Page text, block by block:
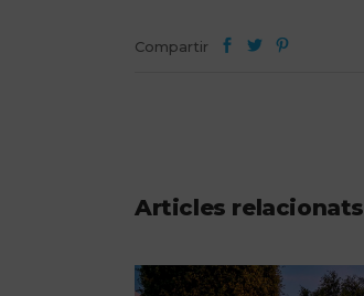
Compartir
Articles relacionats